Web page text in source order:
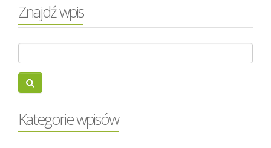
Znajdź wpis
Kategorie wpisów